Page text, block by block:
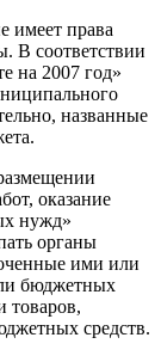
имеет права
В соответствии
на 2007 год»
названные
оказание
нужд»
органы
ими или
бюджетных
товаров,
средств.